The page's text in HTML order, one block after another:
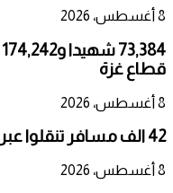
8 أغسطس، 2026
قطاع غزة
8 أغسطس، 2026
42 الف مسافر تنقلوا عبر معبر الكرامة الأسبوع الماضي
8 أغسطس، 2026